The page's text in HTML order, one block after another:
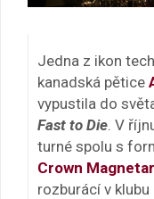
Jedna z ikon
kanadská pětice
vypustila do
Fast to Die . V
turné spolu s
Crown Magnetar
rozburácí v klubu